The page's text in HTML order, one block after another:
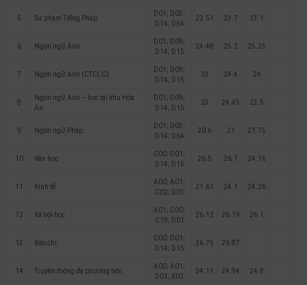
5 Sư phạm Tiếng Pháp
D01; D03;
D14; D64
22.51 23.7 23.1
6 Ngôn ngữ Anh
D01; D09;
D14; D15
24.48 25.2 25.25
7 Ngôn ngữ Anh (CTCLC)
D01; D09;
D14; D15
23 24.4 24
8
Ngôn ngữ Anh – học tại khu Hòa
An
D01; D09;
D14; D15
23 24.45 23.5
9 Ngôn ngữ Pháp
D01; D03;
D14; D64
20.6 21 21.75
10 Văn học
C00; D01;
D14; D15
26.5 26.1 24.16
11 Kinh tế
A00; A01;
C02; D01
21.61 24.1 24.26
12 Xã hội học
A01; C00;
C19; D01
26.12 26.19 26.1
13 Báo chí
C00; D01;
D14; D15
26.75 26.87
14 Truyền thông đa phương tiện
A00; A01;
D01; X02
24.11 24.94 24.8